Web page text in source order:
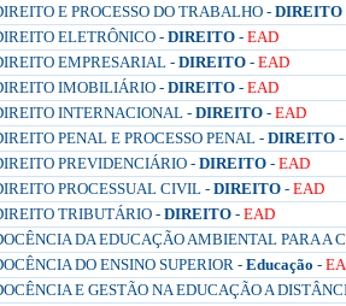
E PROCESSO DO TRABALHO - DIREITO
ELETRÔNICO - DIREITO- EAD
EMPRESARIAL - DIREITO- EAD
IMOBILIÁRIO - DIREITO- EAD
INTERNACIONAL - DIREITO- EAD
PENAL E PROCESSO PENAL - DIREITO-
PREVIDENCIÁRIO - DIREITO- EAD
PROCESSUAL CIVIL - DIREITO- EAD
TRIBUTÁRIO -DIREITO- EAD
DA EDUCAÇÃO AMBIENTAL PARA A
DO ENSINO SUPERIOR - Educação -
E GESTÃO NA EDUCAÇÃO A